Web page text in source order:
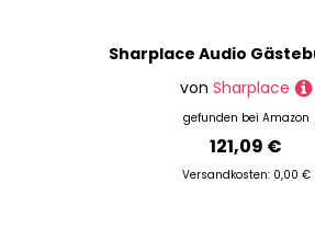
von Sharplace
gefunden bei Amazon
121,09 €
Versandkosten: 0,00 €